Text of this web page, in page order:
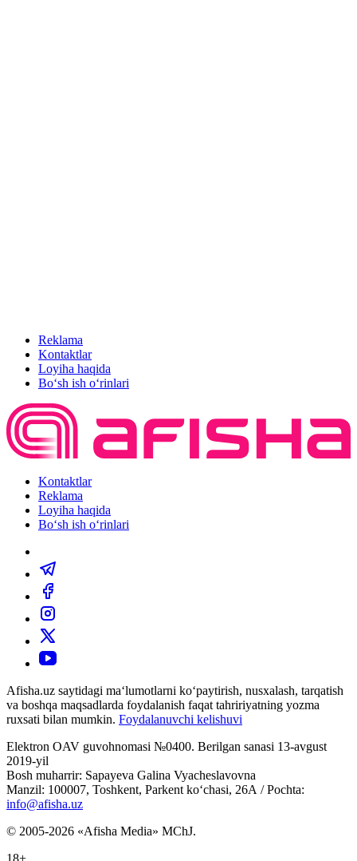
Reklama
Kontaktlar
Loyiha haqida
Bo‘sh ish o‘rinlari
Kontaktlar
Reklama
Loyiha haqida
Bo‘sh ish o‘rinlari
Afisha.uz saytidagi ma‘lumotlarni ko‘paytirish, nusxalash, tarqatish
va boshqa maqsadlarda foydalanish faqat tahririyatning yozma
ruxsati bilan mumkin. Foydalanuvchi kelishuvi
Elektron OAV guvohnomasi №0400. Berilgan sanasi 13-avgust
2019-yil
Bosh muharrir: Sapayeva Galina Vyacheslavovna
Manzil: 100007, Toshkent, Parkent ko‘chasi, 26А / Pochta:
info@afisha.uz
© 2005-2026 «Afisha Media» MChJ.
18+